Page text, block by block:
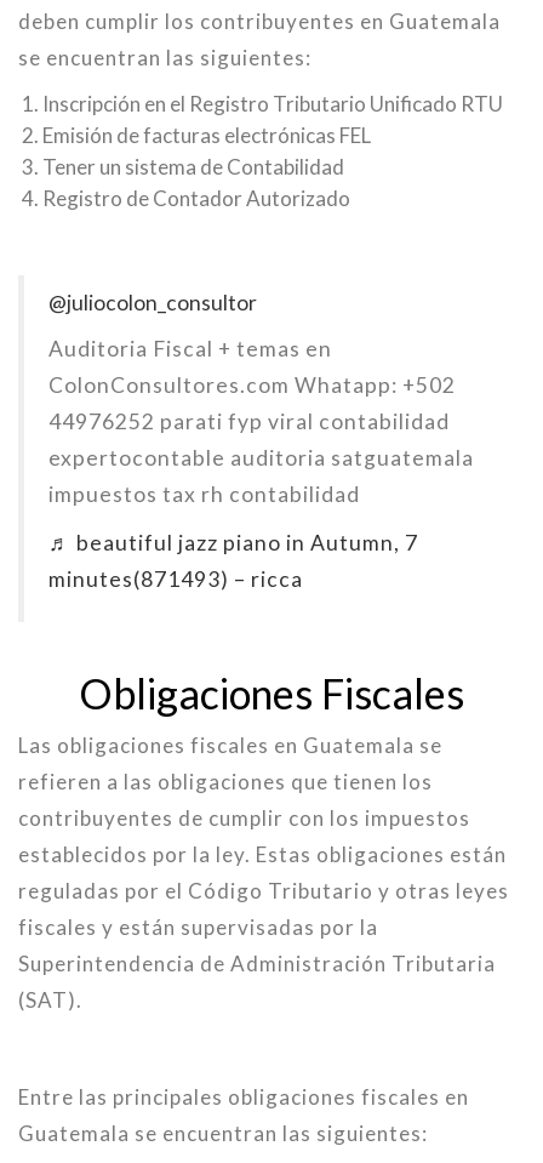
deben cumplir los contribuyentes en Guatemala
se encuentran las siguientes:
Inscripción en el Registro Tributario Unificado RTU
Emisión de facturas electrónicas FEL
Tener un sistema de Contabilidad
Registro de Contador Autorizado
@juliocolon_consultor
Auditoria Fiscal + temas en
ColonConsultores.com Whatapp: +502
44976252 parati fyp viral contabilidad
expertocontable auditoria satguatemala
impuestos tax rh contabilidad
♬ beautiful jazz piano in Autumn, 7
minutes(871493) – ricca
Obligaciones Fiscales
Las obligaciones fiscales en Guatemala se
refieren a las obligaciones que tienen los
contribuyentes de cumplir con los impuestos
establecidos por la ley. Estas obligaciones están
reguladas por el Código Tributario y otras leyes
fiscales y están supervisadas por la
Superintendencia de Administración Tributaria
(SAT).
Entre las principales obligaciones fiscales en
Guatemala se encuentran las siguientes: